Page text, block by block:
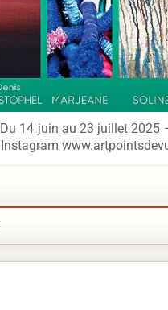
14 juin au 23 juillet